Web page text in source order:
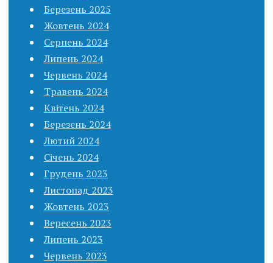
Березень 2025
Жовтень 2024
Серпень 2024
Липень 2024
Червень 2024
Травень 2024
Квітень 2024
Березень 2024
Лютий 2024
Січень 2024
Грудень 2023
Листопад 2023
Жовтень 2023
Вересень 2023
Липень 2023
Червень 2023